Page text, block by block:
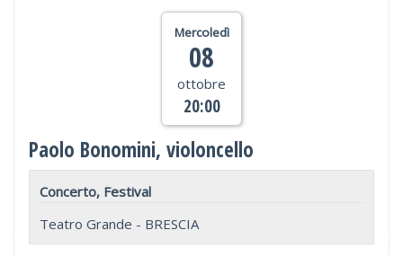
Mercoledì
08
ottobre
20:00
Paolo Bonomini, violoncello
Concerto, Festival
Teatro Grande - BRESCIA